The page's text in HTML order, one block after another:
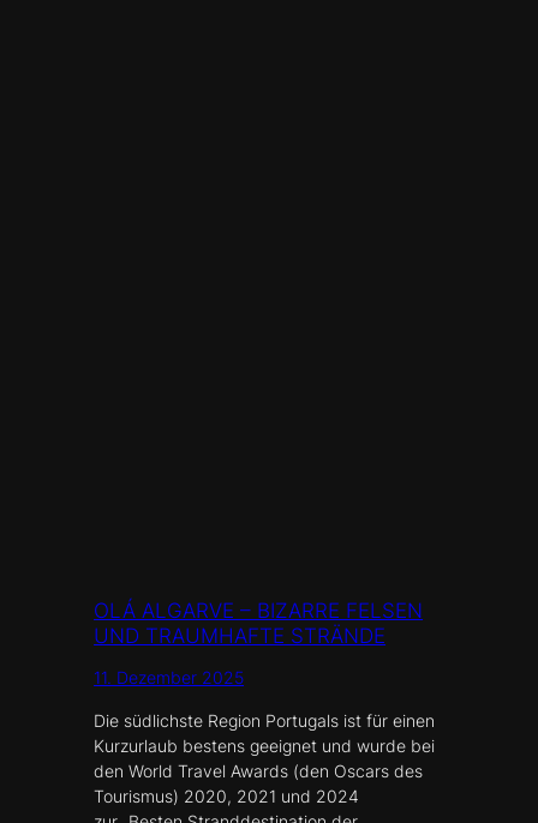
OLÁ ALGARVE – BIZARRE FELSEN
UND TRAUMHAFTE STRÄNDE
11. Dezember 2025
Die südlichste Region Portugals ist für einen
Kurzurlaub bestens geeignet und wurde bei
den World Travel Awards (den Oscars des
Tourismus) 2020, 2021 und 2024